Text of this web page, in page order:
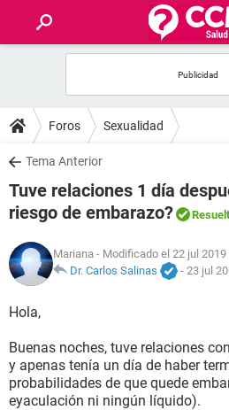
FOROS
SALUD
FAMILIA
NUTRICIÓN
SEXUALIDAD
GLOSARIO
Foros Sexualidad
Tema Anterior
Tuve relaciones 1 día
riesgo de embarazo?
Mariana - Modificado el 22 jul 2019
Dr. Carlos Salinas
- 23 jul
Hola,
Buenas noches, tuve relaciones
y apenas tenía un día de haber
probabilidades de que quede
eyaculación ni ningún líquido).